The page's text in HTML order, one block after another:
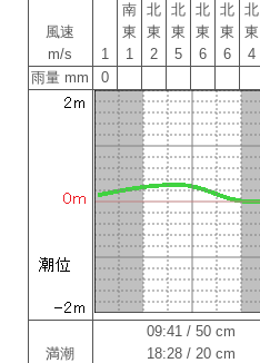
風速
m/s
1
南
東
1
北
東
2
北
東
5
北
東
6
北
東
6
北
東
4
雨量 mm
0
満潮
09:41 / 50 cm
18:28 / 20 cm